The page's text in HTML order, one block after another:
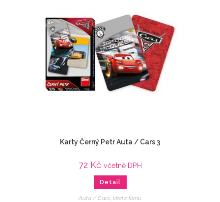
Karty Černý Petr Auta / Cars 3
72 Kč včetně DPH
Detail
Auta / Cars, Veci z filmu